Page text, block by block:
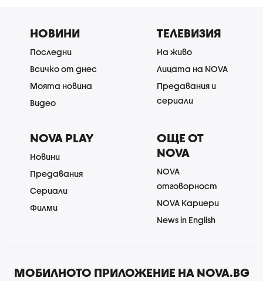
НОВИНИ
Последни
Всичко от днес
Моята новина
Видео
ТЕЛЕВИЗИЯ
На живо
Лицата на NOVA
Предавания и
сериали
NOVA PLAY
Новини
Предавания
Сериали
Филми
ОЩЕ ОТ
NOVA
NOVA
отговорност
NOVA Кариери
News in English
МОБИЛНОТО ПРИЛОЖЕНИЕ НА NOVA.BG